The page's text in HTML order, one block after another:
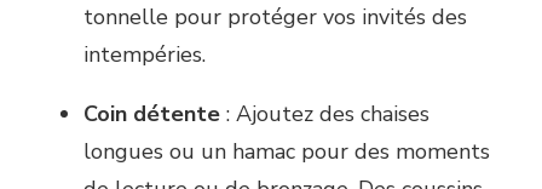
tonnelle pour protéger vos invités des
intempéries.
Coin détente : Ajoutez des chaises
longues ou un hamac pour des moments